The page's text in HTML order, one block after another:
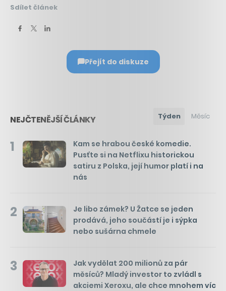
Sdílet článek
Přejít do diskuze
NEJČTENĚJŠÍ ČLÁNKY Týden Měsíc
1
Kam se hrabou české komedie.
Pusťte si na Netflixu historickou
satiru z Polska, její humor platí i na
nás
2
Je libo zámek? U Žatce se jeden
prodává, jeho součástí je i sýpka
nebo sušárna chmele
3
Jak vydělat 200 milionů za pár
měsíců? Mladý investor to zvládl s
akciemi Xeroxu, ale chce mnohem víc